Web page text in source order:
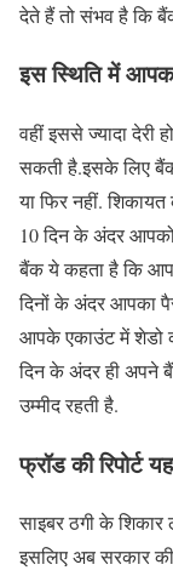
देते हैं तो संभव है कि
इस स्थिति में
वहीं इससे ज्यादा देरी
सकती है.इसके लिए
या फिर नहीं.
10 दिन के अंदर आपको
बैंक ये कहता है कि
दिनों के अंदर आपका
आपके एकाउंट में शेडो
दिन के अंदर ही अपने
उम्मीद रहती है.
फ्रॉड की रिपोर्ट
साइबर ठगी के शिकार
इसलिए अब सरकार की